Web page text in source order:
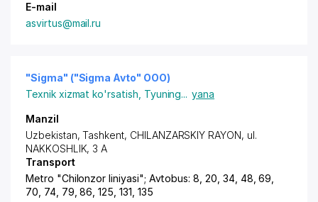
E-mail
asvirtus@mail.ru
"Sigma" ("Sigma Avto" ООО)
Texnik xizmat ko'rsatish Tyuning... yana
Manzil
Uzbekistan,Tashkent, CHILANZARSKIY RAYON, ul.
NAKKOSHLIK, 3 A
Transport
Metro "Chilonzor liniyasi"; Avtobus: 8, 20, 34, 48, 69,
70, 74, 79, 86, 125, 131, 135